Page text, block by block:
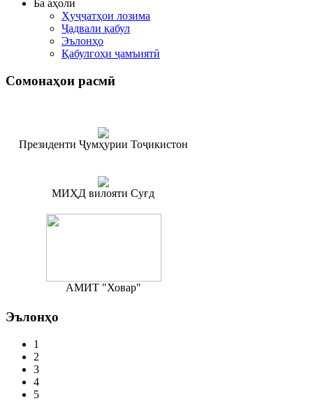
Ба аҳолӣ
Ҳуҷҷатҳои лозима
Ҷадвали қабул
Эълонҳо
Қабулгоҳи ҷамъиятӣ
Сомонаҳои расмӣ
Президенти Ҷумҳурии Тоҷикистон
МИҲД вилояти Суғд
АМИТ "Ховар"
Эълонҳо
1
2
3
4
5